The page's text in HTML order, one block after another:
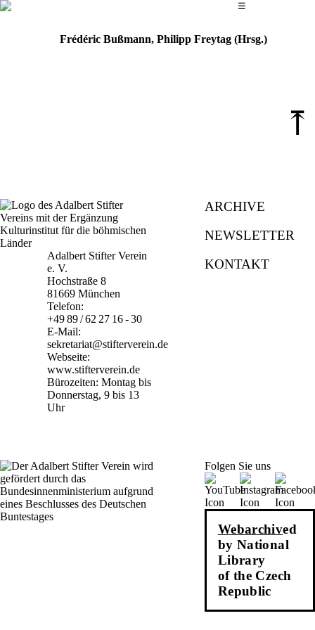
Das
☰
Frédéric Bußmann, Philipp Freytag (Hrsg.)
⤒
Adalbert Stifter Verein
e. V.
Hochstraße 8
81669 München
Telefon:
+49 89 / 62 27 16 - 30
E-Mail:
sekretariat@stifterverein.de
Webseite:
www.stifterverein.de
Bürozeiten: Montag bis
Donnerstag, 9 bis 13
Uhr
ARCHIVE
NEWSLETTER
KONTAKT
Folgen Sie uns
Webarchived
by National
Library
of the Czech
Republic